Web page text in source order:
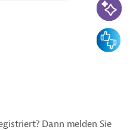
Dann melden Sie